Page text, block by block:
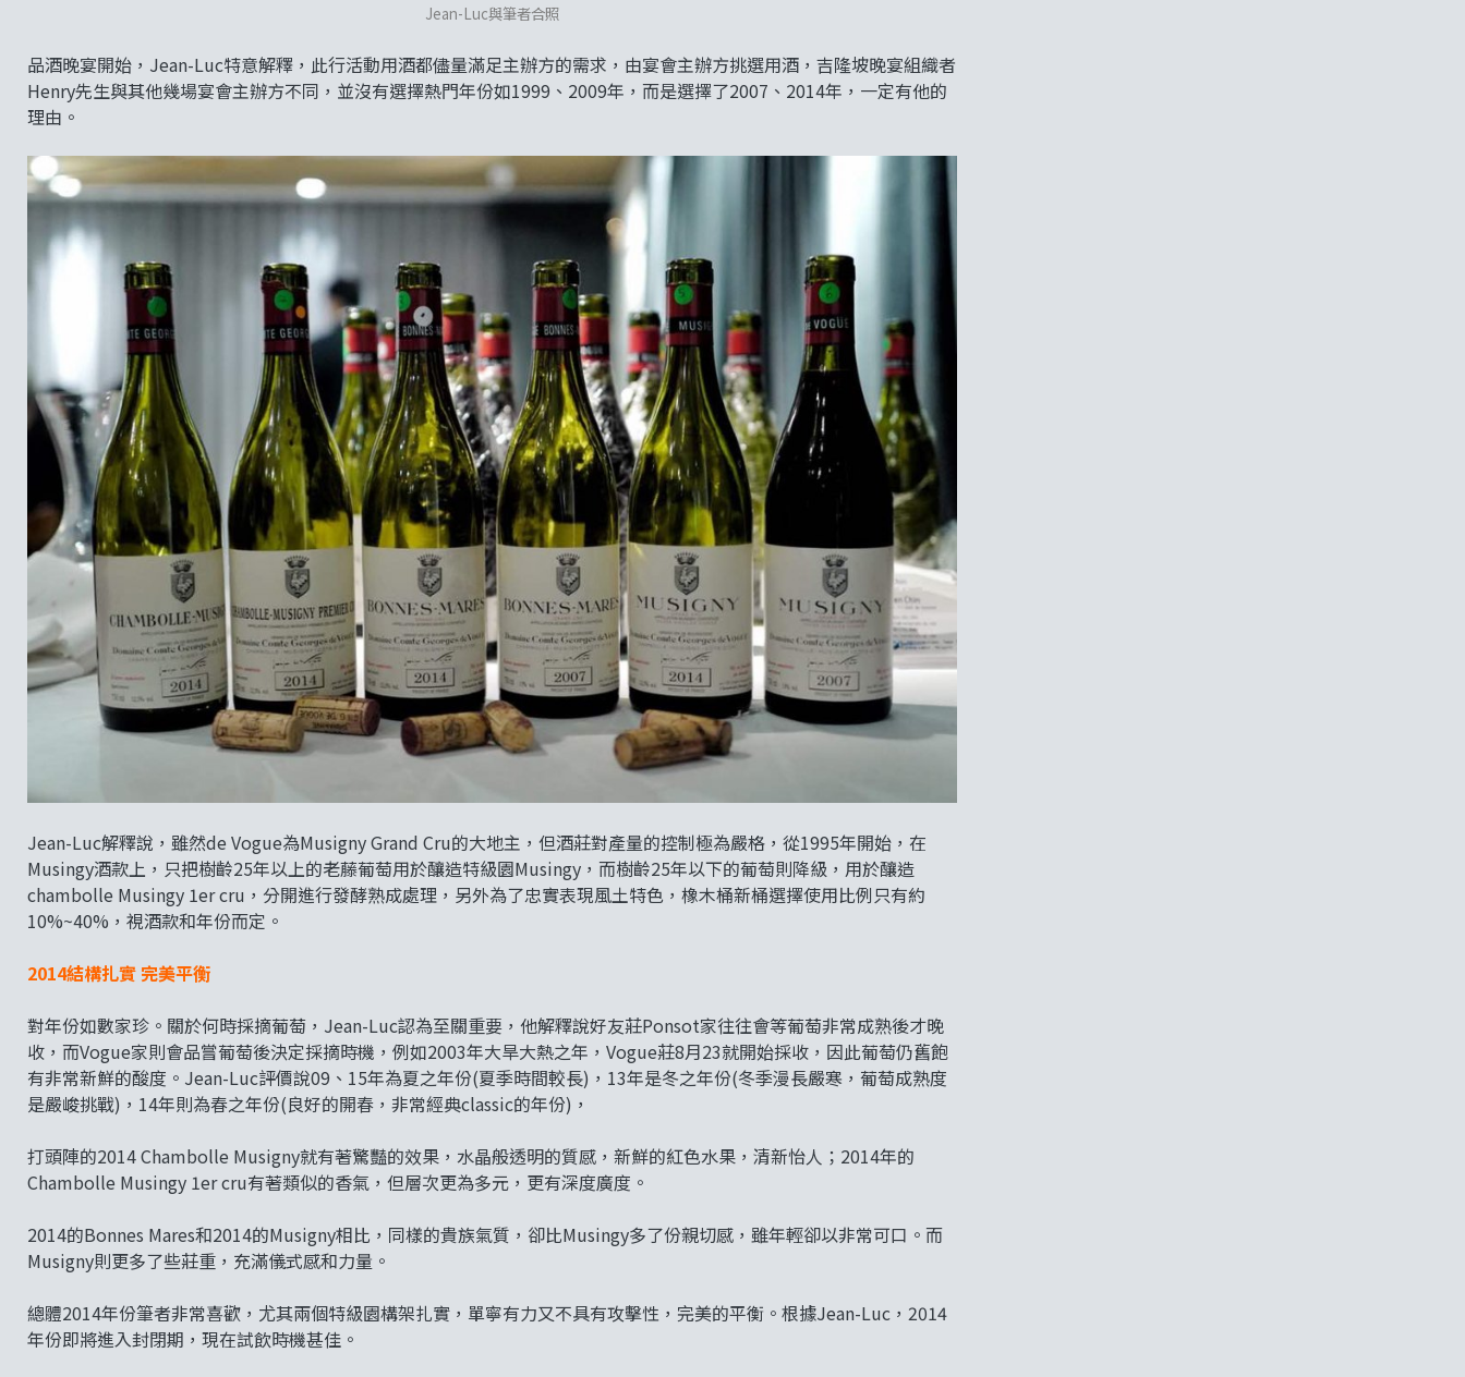
Jean-Luc與筆者合照
品酒晚宴開始，Jean-Luc特意解釋，此行活動用酒都儘量滿足主辦方的需求，由宴會主辦方挑選用酒，吉隆坡晚宴組織者
Henry先生與其他幾場宴會主辦方不同，並沒有選擇熱門年份如1999、2009年，而是選擇了2007、2014年，一定有他的
理由。
Jean-Luc解釋說，雖然de Vogue為Musigny Grand Cru的大地主，但酒莊對產量的控制極為嚴格，從1995年開始，在
Musingy酒款上，只把樹齡25年以上的老藤葡萄用於釀造特級園Musingy，而樹齡25年以下的葡萄則降級，用於釀造
chambolle Musingy 1er cru，分開進行發酵熟成處理，另外為了忠實表現風土特色，橡木桶新桶選擇使用比例只有約
10%~40%，視酒款和年份而定。
2014結構扎實 完美平衡
對年份如數家珍。關於何時採摘葡萄，Jean-Luc認為至關重要，他解釋說好友莊Ponsot家往往會等葡萄非常成熟後才晚
收，而Vogue家則會品嘗葡萄後決定採摘時機，例如2003年大旱大熱之年，Vogue莊8月23就開始採收，因此葡萄仍舊飽
有非常新鮮的酸度。Jean-Luc評價說09、15年為夏之年份(夏季時間較長)，13年是冬之年份(冬季漫長嚴寒，葡萄成熟度
是嚴峻挑戰)，14年則為春之年份(良好的開春，非常經典classic的年份)，
打頭陣的2014 Chambolle Musigny就有著驚豔的效果，水晶般透明的質感，新鮮的紅色水果，清新怡人；2014年的
Chambolle Musingy 1er cru有著類似的香氣，但層次更為多元，更有深度廣度。
2014的Bonnes Mares和2014的Musigny相比，同樣的貴族氣質，卻比Musingy多了份親切感，雖年輕卻以非常可口。而
Musigny則更多了些莊重，充滿儀式感和力量。
總體2014年份筆者非常喜歡，尤其兩個特級園構架扎實，單寧有力又不具有攻擊性，完美的平衡。根據Jean-Luc，2014
年份即將進入封閉期，現在試飲時機甚佳。